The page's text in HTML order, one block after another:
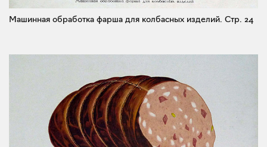
Машинная обработка фарша для колбасных изделий. Стр. 24